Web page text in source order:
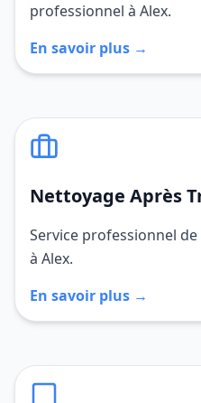
professionnel à Alex.
En savoir plus →
Nettoyage Après
Service professionnel
à Alex.
En savoir plus →